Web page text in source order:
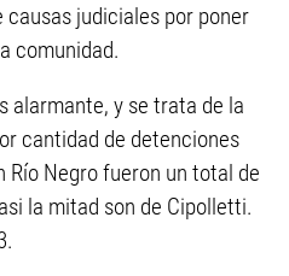
judiciales por poner
comunidad.
alarmante, y se trata de la
cantidad de detenciones
Río Negro fueron un total de
la mitad son de Cipolletti.